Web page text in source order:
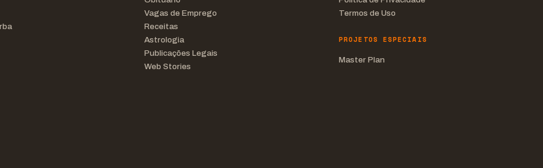
Vagas de Emprego
Receitas
Astrologia
Publicações Legais
Web Stories
Termos de Uso
PROJETOS ESPECIAIS
Master Plan